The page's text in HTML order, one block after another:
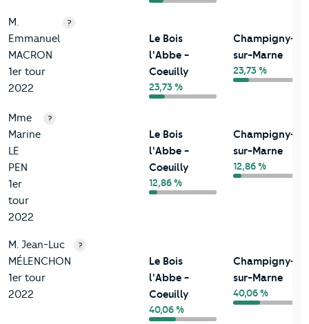
M.
Emmanuel
MACRON
1er tour
2022
?
Le Bois
l'Abbe -
Coeuilly
23,73 %
Champigny-
sur-Marne
23,73 %
Mme
Marine
LE
PEN
1er
tour
2022
?
Le Bois
l'Abbe -
Coeuilly
12,86 %
Champigny-
sur-Marne
12,86 %
M. Jean-Luc
MÉLENCHON
1er tour
2022
?
Le Bois
l'Abbe -
Coeuilly
40,06 %
Champigny-
sur-Marne
40,06 %